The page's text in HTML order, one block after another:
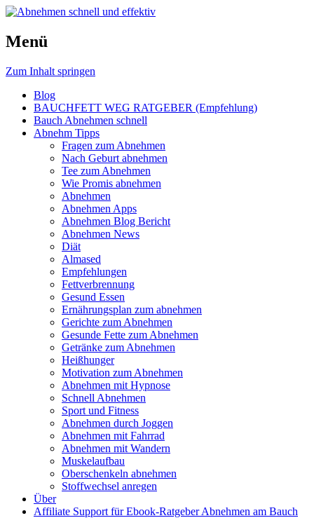
Abnehmen schnell und effektiv
Schnell und effektiv zum Traumgewicht
Menü
Zum Inhalt springen
Blog
BAUCHFETT WEG RATGEBER (Empfehlung)
Bauch Abnehmen schnell
Abnehm Tipps
Fragen zum Abnehmen
Nach Geburt abnehmen
Tee zum Abnehmen
Wie Promis abnehmen
Abnehmen
Abnehmen Apps
Abnehmen Blog Bericht
Abnehmen News
Diät
Almased
Empfehlungen
Fettverbrennung
Gesund Essen
Ernährungsplan zum abnehmen
Gerichte zum Abnehmen
Gesunde Fette zum Abnehmen
Getränke zum Abnehmen
Heißhunger
Motivation zum Abnehmen
Abnehmen mit Hypnose
Schnell Abnehmen
Sport und Fitness
Abnehmen durch Joggen
Abnehmen mit Fahrrad
Abnehmen mit Wandern
Muskelaufbau
Oberschenkeln abnehmen
Stoffwechsel anregen
Über
Affiliate Support für Ebook-Ratgeber Abnehmen am Bauch